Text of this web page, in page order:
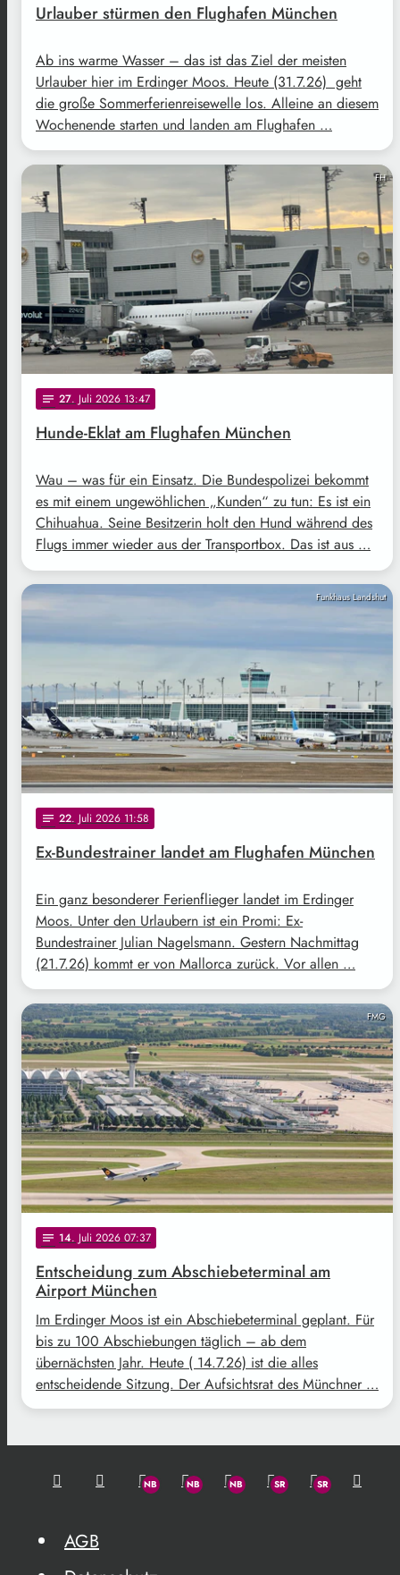
Urlauber stürmen den Flughafen München
Ab ins warme Wasser – das ist das Ziel der meisten
Urlauber hier im Erdinger Moos. Heute (31.7.26) geht
die große Sommerferienreisewelle los. Alleine an diesem
Wochenende starten und landen am Flughafen …
FH
notes 27. Juli 2026 13:47
Hunde-Eklat am Flughafen München
Wau – was für ein Einsatz. Die Bundespolizei bekommt
es mit einem ungewöhlichen „Kunden“ zu tun: Es ist ein
Chihuahua. Seine Besitzerin holt den Hund während des
Flugs immer wieder aus der Transportbox. Das ist aus …
Funkhaus Landshut
notes 22. Juli 2026 11:58
Ex-Bundestrainer landet am Flughafen München
Ein ganz besonderer Ferienflieger landet im Erdinger
Moos. Unter den Urlaubern ist ein Promi: Ex-
Bundestrainer Julian Nagelsmann. Gestern Nachmittag
(21.7.26) kommt er von Mallorca zurück. Vor allen …
FMG
notes 14. Juli 2026 07:37
Entscheidung zum Abschiebeterminal am
Airport München
Im Erdinger Moos ist ein Abschiebeterminal geplant. Für
bis zu 100 Abschiebungen täglich – ab dem
übernächsten Jahr. Heute ( 14.7.26) ist die alles
entscheidende Sitzung. Der Aufsichtsrat des Münchner …
AGB